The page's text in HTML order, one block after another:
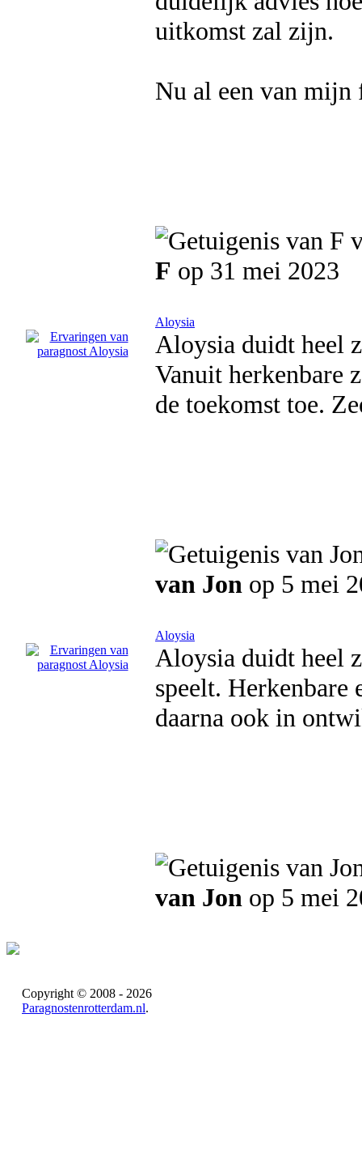
uitkomst zal zijn.
Nu al een van
F op 31 mei 2023
Aloysia
Aloysia duidt heel
Vanuit herkenbare
de toekomst toe.
van Jon op 5 mei
Aloysia
Aloysia duidt heel
speelt.
daarna ook in
van Jon op 5 mei
Copyright © 2008 - 2026
Paragnostenrotterdam.nl.